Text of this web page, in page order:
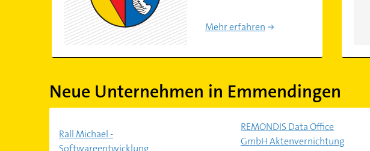
Mehr erfahren
Neue Unternehmen in Emmendingen
Rall Michael -
Softwareentwicklung
REMONDIS Data Office
GmbH Aktenvernichtung